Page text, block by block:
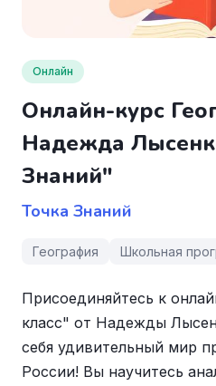
Онлайн
Онлайн-курс
Надежда
Знаний"
Точка Знаний
География Школьная
Присоединяйтесь к
класс" от Надежды
себя удивительный мир
России! Вы научитесь